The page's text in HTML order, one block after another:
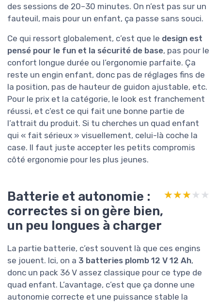
des sessions de 20–30 minutes. On n’est pas sur un
fauteuil, mais pour un enfant, ça passe sans souci.
Ce qui ressort globalement, c’est que le design est
pensé pour le fun et la sécurité de base, pas pour le
confort longue durée ou l’ergonomie parfaite. Ça
reste un engin enfant, donc pas de réglages fins de
la position, pas de hauteur de guidon ajustable, etc.
Pour le prix et la catégorie, le look est franchement
réussi, et c’est ce qui fait une bonne partie de
l’attrait du produit. Si tu cherches un quad enfant
qui « fait sérieux » visuellement, celui-là coche la
case. Il faut juste accepter les petits compromis
côté ergonomie pour les plus jeunes.
Batterie et autonomie :
correctes si on gère bien,
un peu longues à charger
★★★★★
★★★★★
La partie batterie, c’est souvent là que ces engins
se jouent. Ici, on a 3 batteries plomb 12 V 12 Ah,
donc un pack 36 V assez classique pour ce type de
quad enfant. L’avantage, c’est que ça donne une
autonomie correcte et une puissance stable la